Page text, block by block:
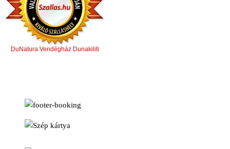
DuNatura Vendégház Dunakiliti